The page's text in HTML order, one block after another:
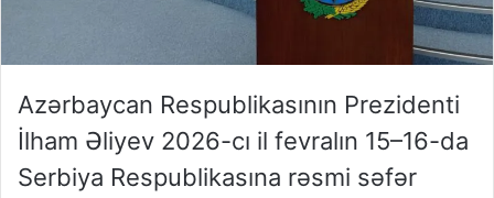
Azərbaycan Respublikasının Prezidenti
İlham Əliyev 2026-cı il fevralın 15–16-da
Serbiya Respublikasına rəsmi səfər